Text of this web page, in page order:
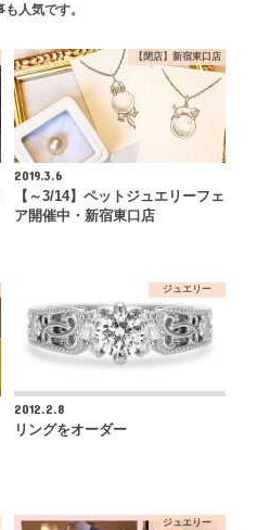
人気です。
【閉店】新宿東口店
2019.3.6
【～3/14】ペットジュエリーフェ
ア開催中・新宿東口店
ジュエリー
2012.2.8
リングをオーダー
ジュエリー